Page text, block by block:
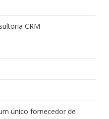
CRM
único fornecedor de